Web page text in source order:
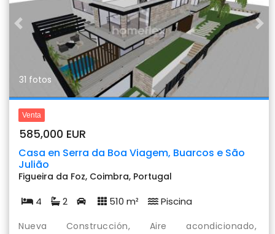
Previous
31 fotos
Venta
585,000 EUR
Casa en Serra da Boa Viagem, Buarcos e São
Julião
Figueira da Foz, Coimbra, Portugal
4 2 510 m² Piscina
Nueva Construcción, Aire acondicionado,